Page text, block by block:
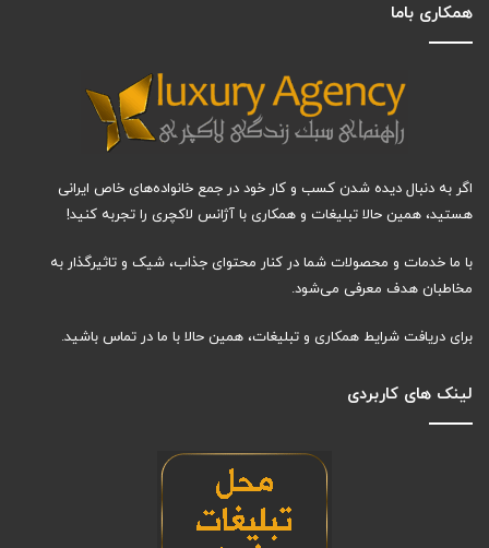
همکاری باما
اگر به دنبال دیده شدن کسب و کار خود در جمع خانواده‌های خاص ایرانی
هستید، همین حالا تبلیغات و همکاری با آژانس لاکچری را تجربه کنید!
با ما خدمات و محصولات شما در کنار محتوای جذاب، شیک و تاثیرگذار به
مخاطبان هدف معرفی می‌شود.
برای دریافت شرایط همکاری و تبلیغات، همین حالا با ما در تماس باشید.
لینک های کاربردی